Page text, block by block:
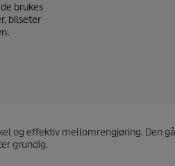
brukes
bilseter
og effektiv mellomrengjøring. Den
grundig.